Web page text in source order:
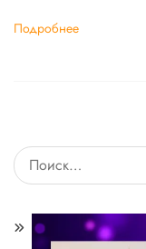
Подробнее
Найти: